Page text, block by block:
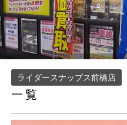
ライダースナップス前橋店
一覧